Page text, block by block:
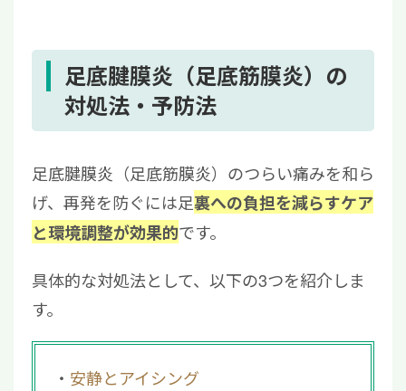
足底腱膜炎（足底筋膜炎）の
対処法・予防法
足底腱膜炎（足底筋膜炎）のつらい痛みを和ら
げ、再発を防ぐには足裏への負担を減らすケア
と環境調整が効果的です。
具体的な対処法として、以下の3つを紹介しま
す。
安静とアイシング